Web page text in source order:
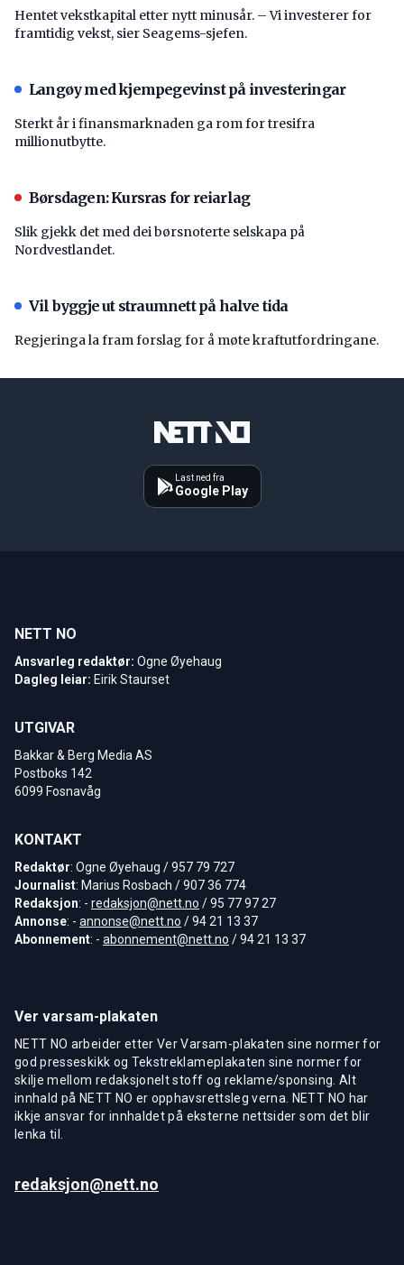
Hentet vekstkapital etter nytt minusår. – Vi investerer for
framtidig vekst, sier Seagems-sjefen.
Langøy med kjempegevinst på investeringar
Sterkt år i finansmarknaden ga rom for tresifra
millionutbytte.
Børsdagen: Kursras for reiarlag
Slik gjekk det med dei børsnoterte selskapa på
Nordvestlandet.
Vil byggje ut straumnett på halve tida
Regjeringa la fram forslag for å møte kraftutfordringane.
Last ned fra
Google Play
NETT NO
Ansvarleg redaktør: Ogne Øyehaug
Dagleg leiar: Eirik Staurset
UTGIVAR
Bakkar & Berg Media AS
Postboks 142
6099 Fosnavåg
KONTAKT
Redaktør: Ogne Øyehaug / 957 79 727
Journalist: Marius Rosbach / 907 36 774
Redaksjon: - redaksjon@nett.no / 95 77 97 27
Annonse: - annonse@nett.no / 94 21 13 37
Abonnement: - abonnement@nett.no / 94 21 13 37
Ver varsam-plakaten
NETT NO arbeider etter Ver Varsam-plakaten sine normer for
god presseskikk og Tekstreklameplakaten sine normer for
skilje mellom redaksjonelt stoff og reklame/sponsing. Alt
innhald på NETT NO er opphavsrettsleg verna. NETT NO har
ikkje ansvar for innhaldet på eksterne nettsider som det blir
lenka til.
redaksjon@nett.no